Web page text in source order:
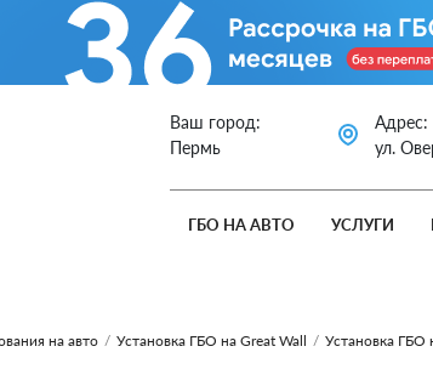
Ваш город:
Пермь
Адрес:
ул.
ГБО НА АВТО УСЛУГИ
на авто / Установка ГБО на Great Wall / Установка ГБО